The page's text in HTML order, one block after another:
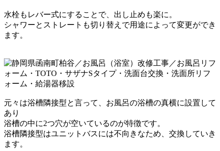
水栓もレバー式にすることで、出し止めも楽に。
シャワーとストレートも切り替えで用途によって変更ができ
ます。
元々は浴槽隣接型と言って、お風呂の浴槽の真横に設置して
あり
浴槽の中に2つ穴が空いているのが特徴です。
浴槽隣接型はユニットバスには不向きなため、交換していき
ます。